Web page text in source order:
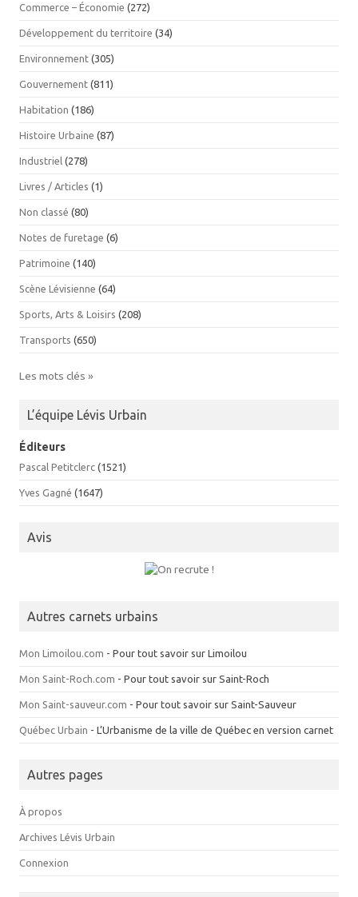
Commerce – Économie (272)
Développement du territoire (34)
Environnement (305)
Gouvernement (811)
Habitation (186)
Histoire Urbaine (87)
Industriel (278)
Livres / Articles (1)
Non classé (80)
Notes de furetage (6)
Patrimoine (140)
Scène Lévisienne (64)
Sports, Arts & Loisirs (208)
Transports (650)
Les mots clés »
L’équipe Lévis Urbain
Éditeurs
Pascal Petitclerc (1521)
Yves Gagné (1647)
Avis
Autres carnets urbains
Mon Limoilou.com - Pour tout savoir sur Limoilou
Mon Saint-Roch.com - Pour tout savoir sur Saint-Roch
Mon Saint-sauveur.com - Pour tout savoir sur Saint-Sauveur
Québec Urbain - L’Urbanisme de la ville de Québec en version carnet
Autres pages
À propos
Archives Lévis Urbain
Connexion